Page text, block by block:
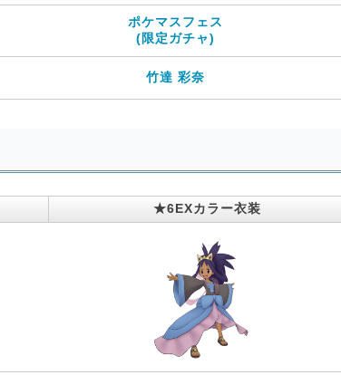
ポケマスフェス
(限定ガチャ)
竹達 彩奈
★6EXカラー衣装